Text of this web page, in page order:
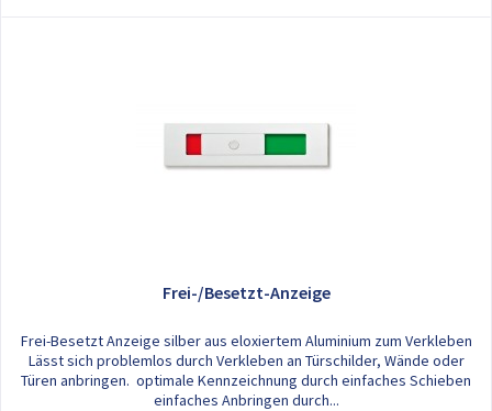
Frei-/Besetzt-Anzeige
Frei-Besetzt Anzeige silber aus eloxiertem Aluminium zum Verkleben
Lässt sich problemlos durch Verkleben an Türschilder, Wände oder
Türen anbringen. optimale Kennzeichnung durch einfaches Schieben
einfaches Anbringen durch...